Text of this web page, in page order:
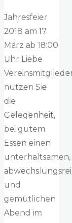
Jahresfeier
2018 am 17.
März ab 18:00
Uhr Liebe
nutzen Sie
die
Gelegenheit,
bei gutem
Essen einen
unterhaltsamen,
und
gemütlichen
Abend im